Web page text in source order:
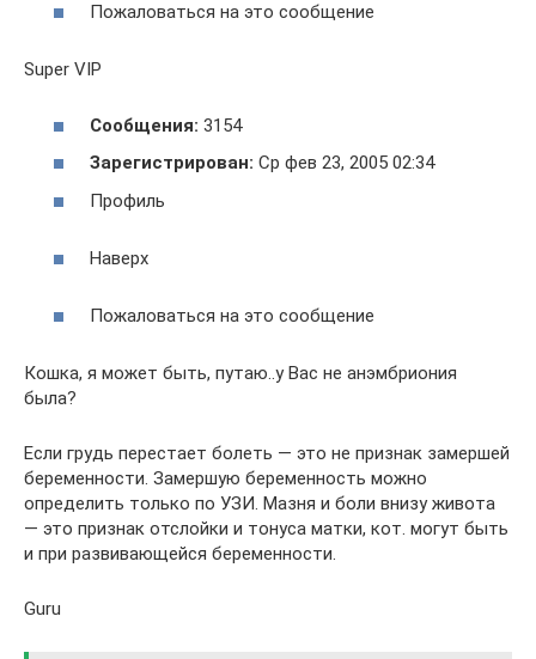
Пожаловаться на это сообщение
Super VIP
Сообщения: 3154
Зарегистрирован: Ср фев 23, 2005 02:34
Профиль
Наверх
Пожаловаться на это сообщение
Кошка, я может быть, путаю..у Вас не анэмбриония
была?
Если грудь перестает болеть — это не признак замершей
беременности. Замершую беременность можно
определить только по УЗИ. Мазня и боли внизу живота
— это признак отслойки и тонуса матки, кот. могут быть
и при развивающейся беременности.
Guru